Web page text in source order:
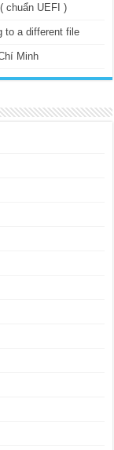
chuẩn UEFI )
to a different file
Minh